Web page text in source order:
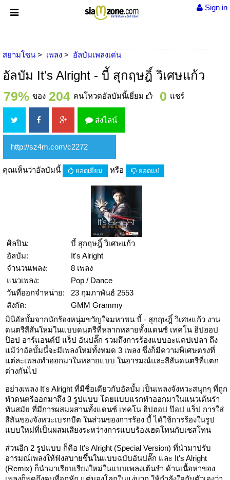
Sign in
สยามโซน เพลง อัลบัมเพลงเด่น
อัลบัม It's Alright - บี้ สุกฤษฎิ์ วิเศษแก้ว
79% ของ 204 คนโหวตอัลบัมนี้เยี่ยม 0 แชร์
ส่งไลน์
คุณเห็นว่าอัลบัมนี้ ยอดเยี่ยม หรือ ยอดแย่
ศิลปิน:
บี้ สุกฤษฎิ์ วิเศษแก้ว
อัลบัม:
It's Alright
จำนวนเพลง:
8 เพลง
แนวเพลง:
Pop / Dance
วันที่ออกจำหน่าย:
23 กุมภาพันธ์ 2553
สังกัด:
GMM Grammy
มินิอัลบั้มจากนักร้องหนุ่มขวัญใจมหาชน บี้ - สุกฤษฎิ์ วิเศษแก้ว งาน
ดนตรีสีสันใหม่ในแบบดนตรีที่หลากหลายทั้งแดนซ์ เทคโน ฮิปฮอป
ป๊อป อาร์แอนด์บี แร็ป อันปลั๊ก รวมถึงการร้องแบบอะแคปเปลา ถึง
แม้ว่าอัลบั้มนี้จะมีเพลงใหม่ทั้งหมด 3 เพลง ซึ่งก็มีความพิเศษตรงที่
แต่ละเพลงทำออกมาในหลายแบบ ในอารมณ์และสีสันดนตรีที่แตก
ต่างกันไป
อย่างเพลง It's Alright ที่มีชื่อเดียวกับอัลบั้ม เป็นเพลงจังหวะสนุกๆ ที่ถูก
ทำดนตรีออกมาถึง 3 รูปแบบ โดยแบบแรกทำออกมาในแนวเต้นรำ
ทันสมัย ที่มีการผสมผสานทั้งแดนซ์ เทคโน ฮิปฮอป ป๊อป แร็ป การใส่
สีสันของจังหวะเบรกบีต ในส่วนของการร้อง บี้ ได้ใช้การร้องในรูป
แบบใหม่ที่เป็นผสมเสียงระหว่างการแบบร้องเฮดโทนกับเชสโทน
ส่วนอีก 2 รูปแบบ ก็คือ It's Alright (Special Version) ที่นำมาปรับ
อารมณ์เพลงให้ฟังสบายขึ้นในแบบฉบับอันปลั๊ก และ It's Alright
(Remix) ก็นำมาเรียบเรียงใหม่ในแบบเพลงเต้นรำ ด้านเนื้อหาของ